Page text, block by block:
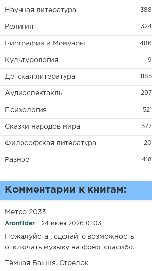
Научная литература 388
Религия 324
Биографии и Мемуары 486
Культурология 9
Детская литература 1185
Аудиоспектакль 297
Психология 521
Сказки народов мира 577
Философская литература 20
Разное 418
Комментарии к книгам:
Метро 2033
Aronfilder 24 июня 2026 01:03
Пожалуйста , сделайте возможность
отключать музыку на фоне, спасибо.
​​Тёмная Башня. Стрелок